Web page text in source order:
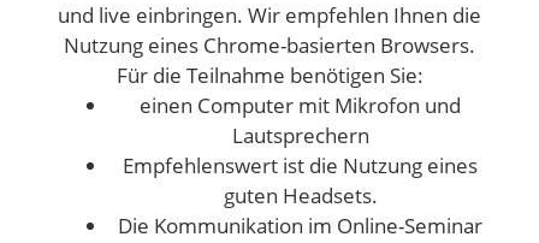
und live einbringen. Wir empfehlen Ihnen die
Nutzung eines Chrome-basierten Browsers.
Für die Teilnahme benötigen Sie:
einen Computer mit Mikrofon und
Lautsprechern
Empfehlenswert ist die Nutzung eines
guten Headsets.
Die Kommunikation im Online-Seminar